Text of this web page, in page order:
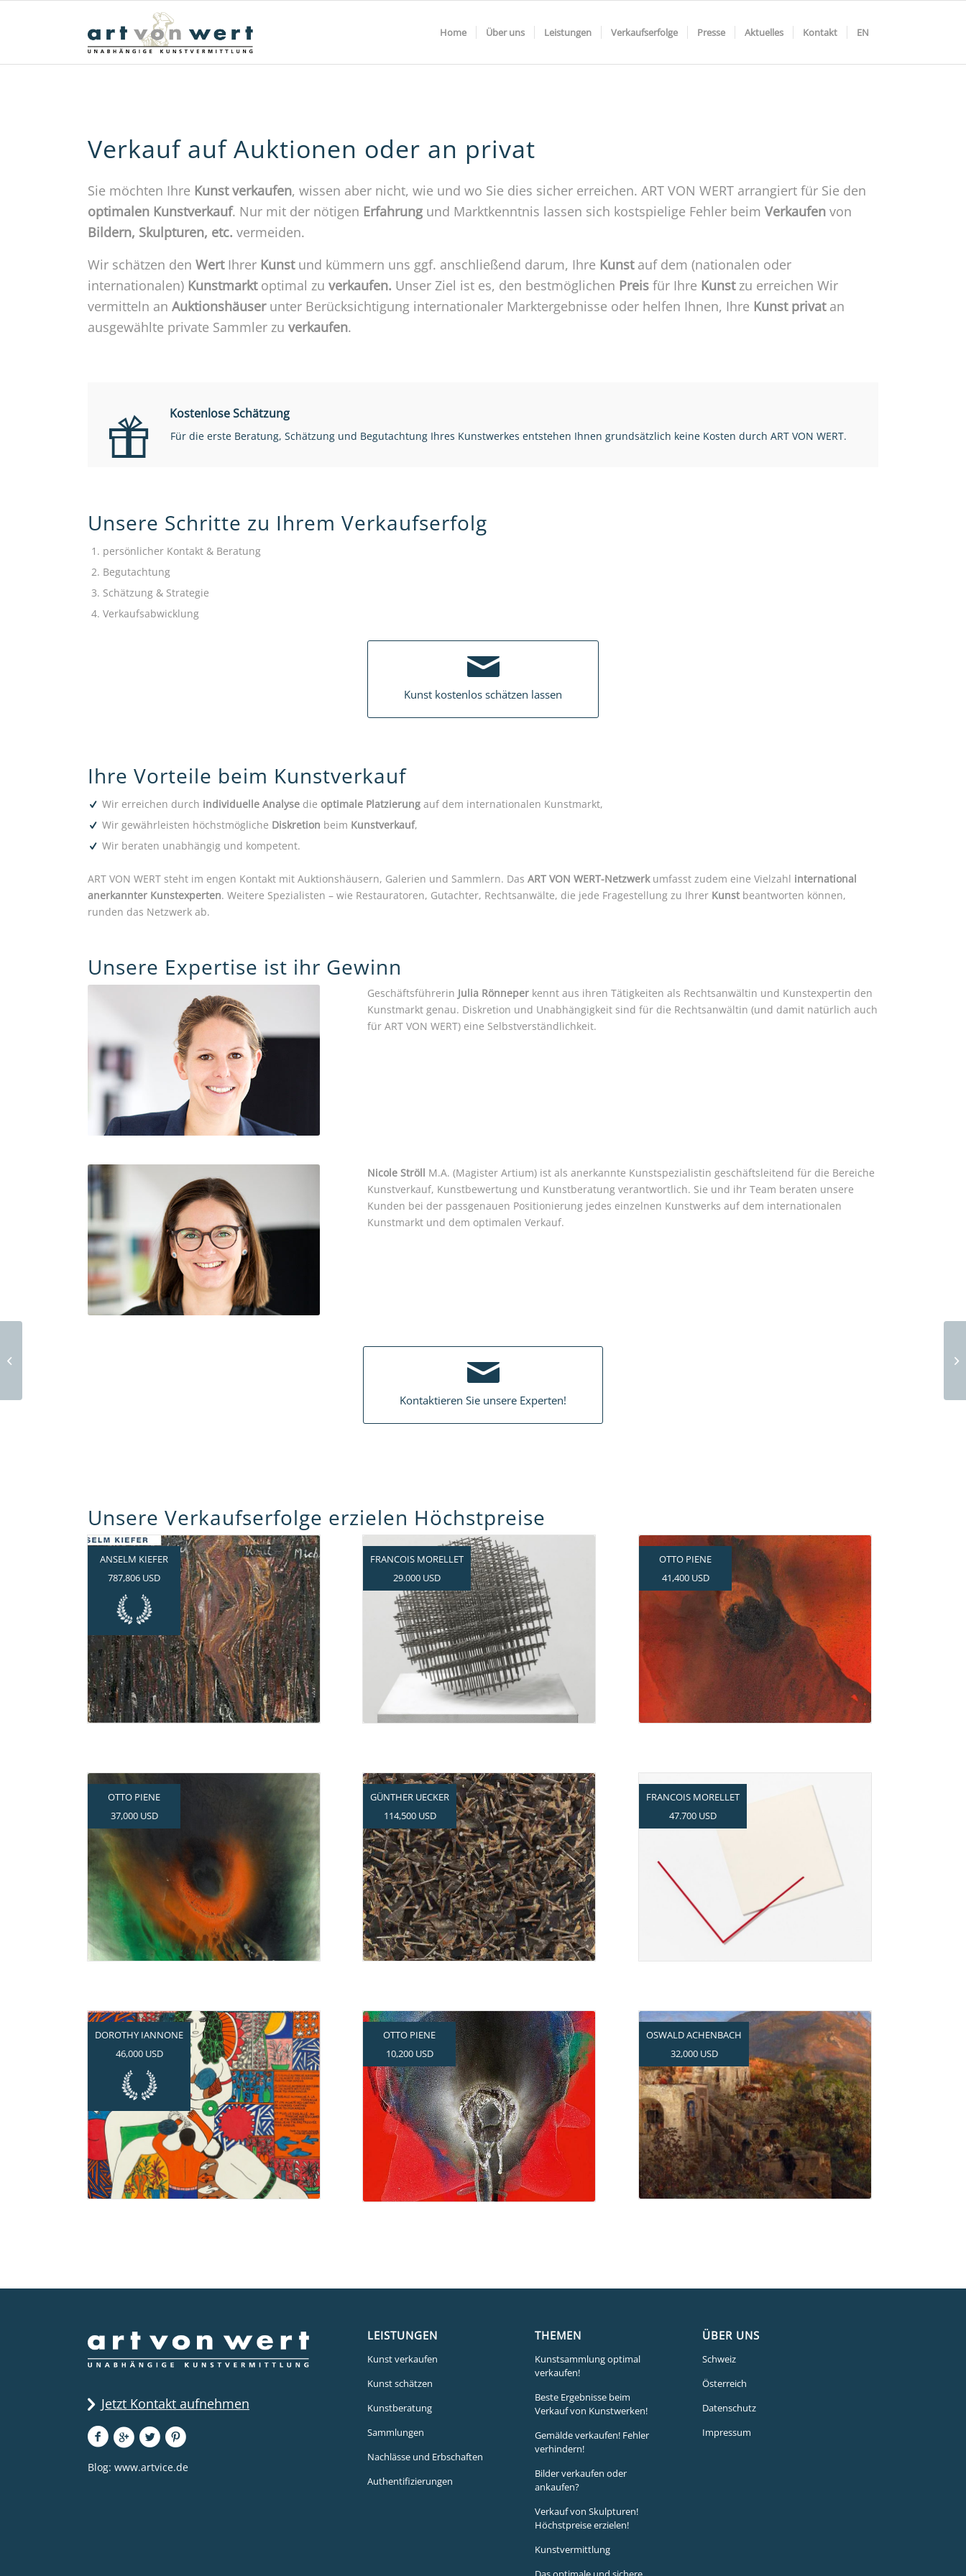
Home Über uns Leistungen Verkaufserfolge Presse Aktuelles Kontakt EN
Verkauf auf Auktionen oder an privat
Sie möchten Ihre Kunst verkaufen, wissen aber nicht, wie und wo Sie dies sicher erreichen. ART VON WERT arrangiert für Sie den
optimalen Kunstverkauf. Nur mit der nötigen Erfahrung und Marktkenntnis lassen sich kostspielige Fehler beim Verkaufen von
Bildern, Skulpturen, etc. vermeiden.
Wir schätzen den WertIhrer Kunst und kümmern uns ggf. anschließend darum, Ihre Kunstauf dem (nationalen oder
internationalen) Kunstmarktoptimal zu verkaufen. Unser Ziel ist es, den bestmöglichen Preis für Ihre Kunst zu erreichen Wir
vermitteln an Auktionshäuserunter Berücksichtigung internationaler Marktergebnisse oder helfen Ihnen, Ihre Kunst privatan
ausgewählte private Sammler zu verkaufen.
Kostenlose Schätzung
Für die erste Beratung, Schätzung und Begutachtung Ihres Kunstwerkes entstehen Ihnen grundsätzlich keine Kosten durch ART VON WERT.
Unsere Schritte zu Ihrem Verkaufserfolg
persönlicher Kontakt & Beratung
Begutachtung
Schätzung & Strategie
Verkaufsabwicklung
Kunst kostenlos schätzen lassen
Ihre Vorteile beim Kunstverkauf
Wir erreichen durch individuelle Analysedie optimale Platzierungauf dem internationalen Kunstmarkt,
Wir gewährleisten höchstmögliche Diskretion beim Kunstverkauf,
Wir beraten unabhängig und kompetent.
ART VON WERT steht im engen Kontakt mit Auktionshäusern, Galerien und Sammlern. Das ART VON WERT-Netzwerkumfasst zudem eine Vielzahl international
anerkannter Kunstexperten. Weitere Spezialisten – wie Restauratoren, Gutachter, Rechtsanwälte, die jede Fragestellung zu Ihrer Kunst beantworten können,
runden das Netzwerk ab.
Unsere Expertise ist ihr Gewinn
Geschäftsführerin Julia Rönneperkennt aus ihren Tätigkeiten als Rechtsanwältin und Kunstexpertin den
Kunstmarkt genau. Diskretion und Unabhängigkeit sind für die Rechtsanwältin (und damit natürlich auch
für ART VON WERT) eine Selbstverständlichkeit.
Nicole Ströll M.A. (Magister Artium) ist als anerkannte Kunstspezialistin geschäftsleitend für die Bereiche
Kunstverkauf, Kunstbewertung und Kunstberatung verantwortlich. Sie und ihr Team beraten unsere
Kunden bei der passgenauen Positionierung jedes einzelnen Kunstwerks auf dem internationalen
Kunstmarkt und dem optimalen Verkauf.
Kontaktieren Sie unsere Experten!
Unsere Verkaufserfolge erzielen Höchstpreise
Rekord für Frühwerk von
Anselm Kiefer
ANSELM KIEFER
787,806 USD
Große Nachfrage nach
Morellets Gitterkugel
FRANCOIS MORELLET
29.000 USD
Aufwärtstrend für Werke des
ZERO-Künstlers Piene
OTTO PIENE
41,400 USD
Mit Feuer und Rauch zum
Verkaufserfolg
OTTO PIENE
37,000 USD
Herausragendes Ergebnis für
typisches Nagelrelief von
Günther Uecker
GÜNTHER UECKER
114,500 USD
Spielerischer Minimalismus à
FRANCOIS MORELLET
47.700 USD
Höchster Zuschlag im
deutschsprachigen Raum
DOROTHY IANNONE
46,000 USD
Mit Feuer und Rauch zum
Verkaufserfolg
OTTO PIENE
10,200 USD
Topergebnis für das A und O
der Landschaft
OSWALD ACHENBACH
32,000 USD
Jetzt Kontakt aufnehmen
Blog: www.artvice.de
LEISTUNGEN
Kunst verkaufen
Kunst schätzen
Kunstberatung
Sammlungen
Nachlässe und Erbschaften
Authentifizierungen
THEMEN
Kunstsammlung optimal
verkaufen!
Beste Ergebnisse beim
Verkauf von Kunstwerken!
Gemälde verkaufen! Fehler
verhindern!
Bilder verkaufen oder
ankaufen?
Verkauf von Skulpturen!
Höchstpreise erzielen!
Kunstvermittlung
ÜBER UNS
Schweiz
Österreich
Datenschutz
Impressum